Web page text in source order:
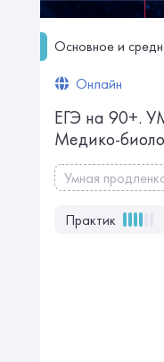
Основное и
Онлайн
ЕГЭ на 90+.
Медико-
Умная
Практик